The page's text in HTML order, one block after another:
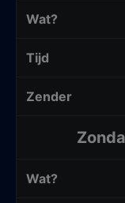
Wat?
Tijd
Zender
Wat?